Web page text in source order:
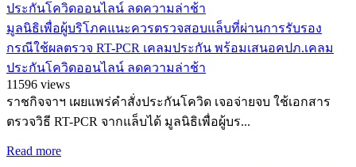
มูลนิธิเพื่อผู้บริโภคแนะควรตรวจสอบแล็บที่ผ่านการรับรอง
กรณีใช้ผลตรวจ RT-PCR เคลมประกัน พร้อมเสนอคปภ.เคลม
ประกันโควิดออนไลน์ ลดความล่าช้า
11596 views
ราชกิจจาฯ เผยแพร่คำสั่งประกันโควิด เจอจ่ายจบ ใช้เอกสาร
ตรวจวิธี RT-PCR จากแล็บได้ มูลนิธิเพื่อผู้บร...
Read more